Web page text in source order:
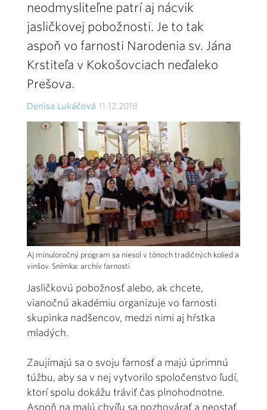
neodmysliteľne patrí aj nácvik
jasličkovej pobožnosti. Je to tak
aspoň vo farnosti Narodenia sv. Jána
Krstiteľa v Kokošovciach neďaleko
Prešova.
Denisa Lukáčová 11.12.2018
Aj minuloročný program sa niesol v tónoch tradičných kolied a
vinšov. Snímka: archív farnosti
Jasličkovú pobožnosť alebo, ak chcete,
vianočnú akadémiu organizuje vo farnosti
skupinka nadšencov, medzi nimi aj hŕstka
mladých.
Zaujímajú sa o svoju farnosť a majú úprimnú
túžbu, aby sa v nej vytvorilo spoločenstvo ľudí,
ktorí spolu dokážu tráviť čas plnohodnotne.
Aspoň na malú chvíľu sa pozhovárať a neostať